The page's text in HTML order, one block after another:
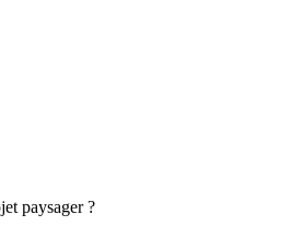
paysager ?